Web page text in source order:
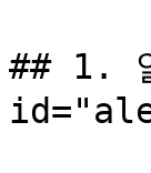
## 1.